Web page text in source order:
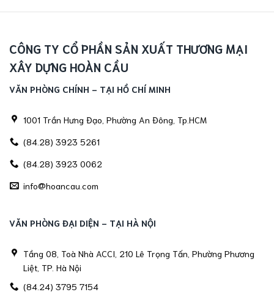
CÔNG TY CỔ PHẦN SẢN XUẤT THƯƠNG MẠI
XÂY DỰNG HOÀN CẦU
VĂN PHÒNG CHÍNH - TẠI HỒ CHÍ MINH
1001 Trần Hưng Đạo, Phường An Đông, Tp.HCM
(84.28) 3923 5261
(84.28) 3923 0062
info@hoancau.com
VĂN PHÒNG ĐẠI DIỆN - TẠI HÀ NỘI
Tầng 08, Toà Nhà ACCI, 210 Lê Trọng Tấn, Phường Phương
Liệt, TP. Hà Nội
(84.24) 3795 7154